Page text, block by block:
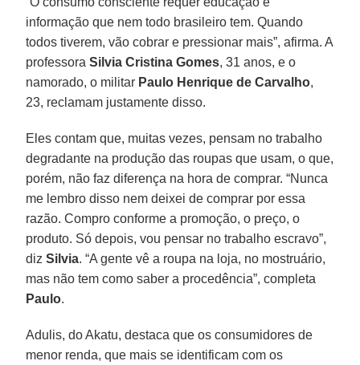
informação que nem todo brasileiro tem. Quando
todos tiverem, vão cobrar e pressionar mais”, afirma. A
professoraSilvia Cristina Gomes, 31 anos, e o
namorado, o militar Paulo Henrique de Carvalho,
23, reclamam justamente disso.
Eles contam que, muitas vezes, pensam no trabalho
degradante na produção das roupas que usam, o que,
porém, não faz diferença na hora de comprar. “Nunca
me lembro disso nem deixei de comprar por essa
razão. Compro conforme a promoção, o preço, o
produto. Só depois, vou pensar no trabalho escravo”,
dizSilvia. “A gente vê a roupa na loja, no mostruário,
mas não tem como saber a procedência”, completa
Paulo.
Adulis, do Akatu, destaca que os consumidores de
menor renda, que mais se identificam com os